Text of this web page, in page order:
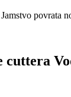
povrata
cuttera